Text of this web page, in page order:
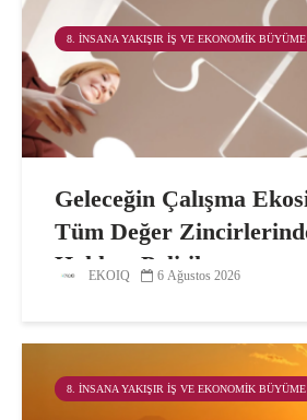
8. İNSANA YAKIŞIR İŞ VE EKONOMIK BÜYÜME
Geleceğin Çalışma
Tüm Değer
Hakları Politikası
EKOIQ 6 Ağustos 2026
8. İNSANA YAKIŞIR İŞ VE EKONOMIK BÜYÜME